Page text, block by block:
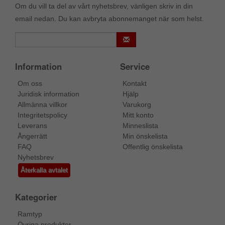
Om du vill ta del av vårt nyhetsbrev, vänligen skriv in din
email nedan. Du kan avbryta abonnemanget när som helst.
Information
Om oss
Juridisk information
Allmänna villkor
Integritetspolicy
Leverans
Ångerrätt
FAQ
Nyhetsbrev
Återkalla avtalet
Service
Kontakt
Hjälp
Varukorg
Mitt konto
Minneslista
Min önskelista
Offentlig önskelista
Kategorier
Ramtyp